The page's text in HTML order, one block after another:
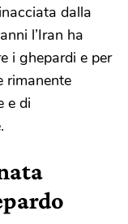
dalla
l’Iran ha
i ghepardi e per
rimanente
e di